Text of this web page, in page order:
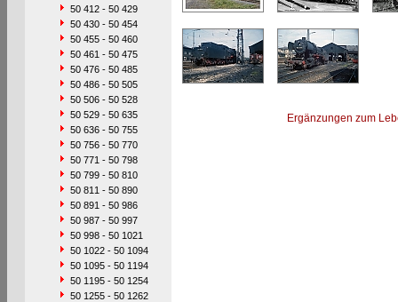
50 412 - 50 429
50 430 - 50 454
50 455 - 50 460
50 461 - 50 475
50 476 - 50 485
50 486 - 50 505
50 506 - 50 528
50 529 - 50 635
50 636 - 50 755
50 756 - 50 770
50 771 - 50 798
50 799 - 50 810
50 811 - 50 890
50 891 - 50 986
50 987 - 50 997
50 998 - 50 1021
50 1022 - 50 1094
50 1095 - 50 1194
50 1195 - 50 1254
50 1255 - 50 1262
Ergänzungen zum